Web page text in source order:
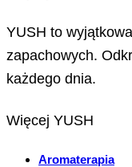
YUSH to
zapachowych.
każdego dnia.
Więcej YUSH
Aromaterapia